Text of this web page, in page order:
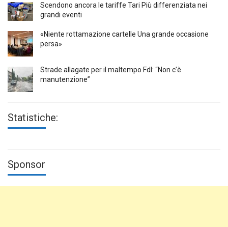
Scendono ancora le tariffe Tari Più differenziata nei
grandi eventi
«Niente rottamazione cartelle Una grande occasione
persa»
Strade allagate per il maltempo FdI: “Non c’è
manutenzione”
Statistiche:
Sponsor